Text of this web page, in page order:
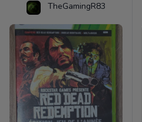
TheGamingR83